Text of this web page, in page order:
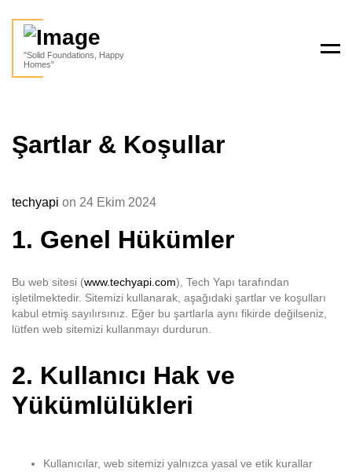
"Solid Foundations, Happy
Homes"
Şartlar & Koşullar
techyapi on 24 Ekim 2024
1. Genel Hükümler
Bu web sitesi (www.techyapi.com), Tech Yapı tarafından
işletilmektedir. Sitemizi kullanarak, aşağıdaki şartlar ve koşulları
kabul etmiş sayılırsınız. Eğer bu şartlarla aynı fikirde değilseniz,
lütfen web sitemizi kullanmayı durdurun.
2. Kullanıcı Hak ve
Yükümlülükleri
Kullanıcılar, web sitemizi yalnızca yasal ve etik kurallar